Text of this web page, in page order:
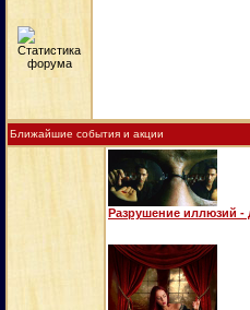
Ближайшие события и акции
Разрушение иллюзий